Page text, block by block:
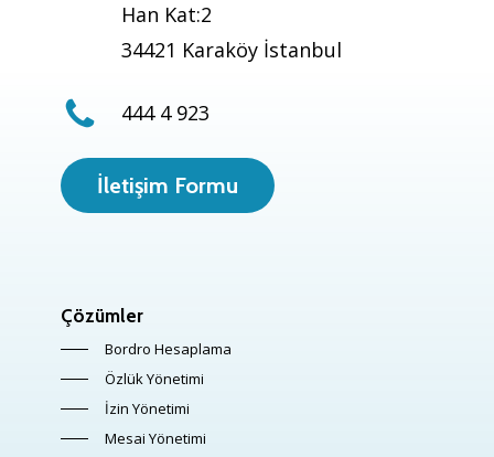
Han Kat:2
34421 Karaköy İstanbul
444 4 923
İletişim Formu
Çözümler
Bordro Hesaplama
Özlük Yönetimi
İzin Yönetimi
Mesai Yönetimi